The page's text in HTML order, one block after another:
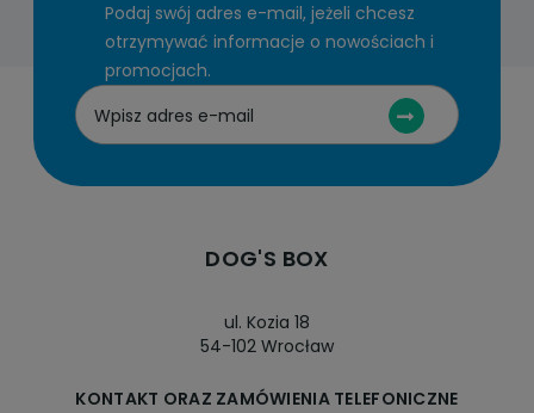
Podaj swój adres e-mail, jeżeli chcesz
otrzymywać informacje o nowościach i
promocjach.
DOG'S BOX
ul. Kozia 18
54-102 Wrocław
KONTAKT ORAZ ZAMÓWIENIA TELEFONICZNE